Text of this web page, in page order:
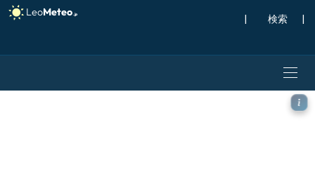
| |
ECMWF AIFS [AI] モデル -